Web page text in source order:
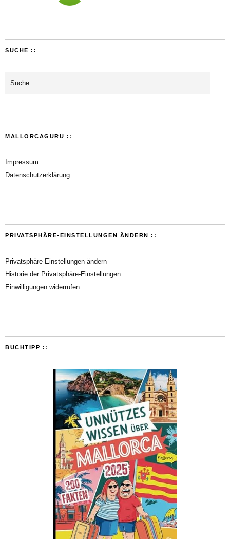
SUCHE ::
MALLORCAGURU ::
Impressum
Datenschutzerklärung
PRIVATSPHÄRE-EINSTELLUNGEN ÄNDERN ::
Privatsphäre-Einstellungen ändern
Historie der Privatsphäre-Einstellungen
Einwilligungen widerrufen
BUCHTIPP ::